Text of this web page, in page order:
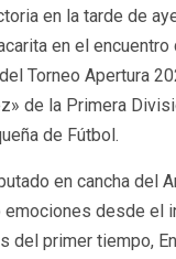
en la tarde de
en el encuentro
Torneo Apertura
de la Primera
de Fútbol.
en cancha del
emociones desde el
del primer tiempo,